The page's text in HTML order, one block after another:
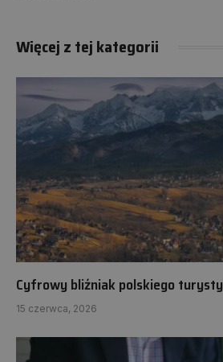
Więcej z tej kategorii
Cyfrowy bliźniak polskiego turysty
15 czerwca, 2026